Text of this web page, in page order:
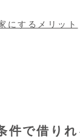
にするメリット
件で借り